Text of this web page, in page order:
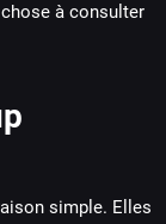
à consulter
simple. Elles